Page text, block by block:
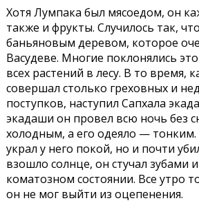
Хотя Лумпака был мясоедом, он
также и фрукты. Случилось так,
баньяновым деревом, которое
Васудеве. Многие поклонялись
всех растений в лесу. В то время,
совершал столько греховных и
поступков, наступил Сапхала
экадаши он провел всю ночь без
холодным, а его одеяло — тонким.
украл у него покой, но и почти
взошло солнце, он стучал зубами
коматозном состоянии. Все утро
он не мог выйти из оцепенения.